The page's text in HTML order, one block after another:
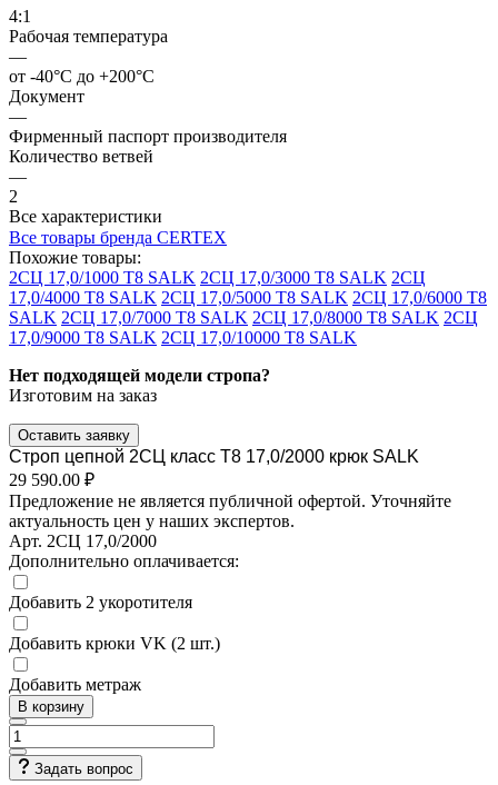
4:1
Рабочая температура
—
от -40°C до +200°C
Документ
—
Фирменный паспорт производителя
Количество ветвей
—
2
Все характеристики
Все товары бренда CERTEX
Похожие товары:
2СЦ 17,0/1000 Т8 SALK 2СЦ 17,0/3000 Т8 SALK 2СЦ
17,0/4000 Т8 SALK 2СЦ 17,0/5000 Т8 SALK 2СЦ 17,0/6000 Т8
SALK 2СЦ 17,0/7000 Т8 SALK 2СЦ 17,0/8000 Т8 SALK 2СЦ
17,0/9000 Т8 SALK 2СЦ 17,0/10000 Т8 SALK
Нет подходящей модели стропа?
Изготовим на заказ
Оставить заявку
Строп цепной 2СЦ класс Т8 17,0/2000 крюк SALK
29 590.00 ₽
Предложение не является публичной офертой. Уточняйте
актуальность цен у наших экспертов.
Арт. 2СЦ 17,0/2000
Дополнительно оплачивается:
Добавить 2 укоротителя
Добавить крюки VK (2 шт.)
Добавить метраж
В корзину
Задать вопрос